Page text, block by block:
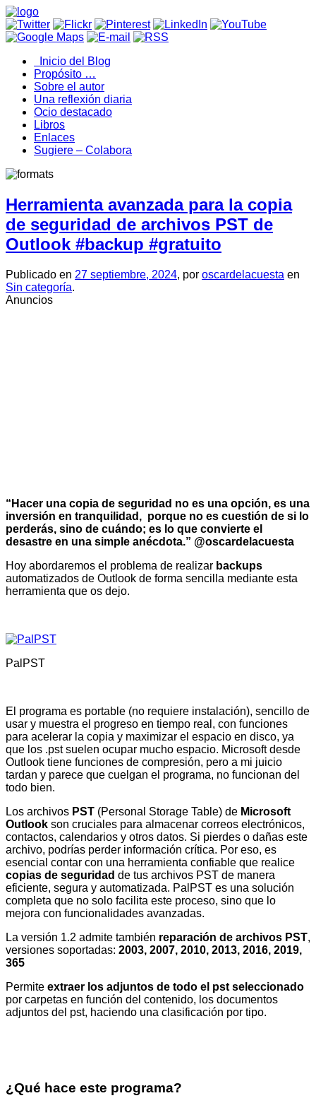
Inicio del Blog
Propósito …
Sobre el autor
Una reflexión diaria
Ocio destacado
Libros
Enlaces
Sugiere – Colabora
Herramienta avanzada para la copia
de seguridad de archivos PST de
Outlook #backup #gratuito
Publicado en 27 septiembre, 2024, por oscardelacuesta en
Sin categoría.
Anuncios
“Hacer una copia de seguridad no es una opción, es una
inversión en tranquilidad, porque no es cuestión de si lo
perderás, sino de cuándo; es lo que convierte el
desastre en una simple anécdota.” @oscardelacuesta
Hoy abordaremos el problema de realizar backups
automatizados de Outlook de forma sencilla mediante esta
herramienta que os dejo.
PalPST
El programa es portable (no requiere instalación), sencillo de
usar y muestra el progreso en tiempo real, con funciones
para acelerar la copia y maximizar el espacio en disco, ya
que los .pst suelen ocupar mucho espacio. Microsoft desde
Outlook tiene funciones de compresión, pero a mi juicio
tardan y parece que cuelgan el programa, no funcionan del
todo bien.
Los archivos PST (Personal Storage Table) de Microsoft
Outlook son cruciales para almacenar correos electrónicos,
contactos, calendarios y otros datos. Si pierdes o dañas este
archivo, podrías perder información crítica. Por eso, es
esencial contar con una herramienta confiable que realice
copias de seguridad de tus archivos PST de manera
eficiente, segura y automatizada. PalPST es una solución
completa que no solo facilita este proceso, sino que lo
mejora con funcionalidades avanzadas.
La versión 1.2 admite también reparación de archivos PST,
versiones soportadas: 2003, 2007, 2010, 2013, 2016, 2019,
365
Permite extraer los adjuntos de todo el pst seleccionado
por carpetas en función del contenido, los documentos
adjuntos del pst, haciendo una clasificación por tipo.
¿Qué hace este programa?